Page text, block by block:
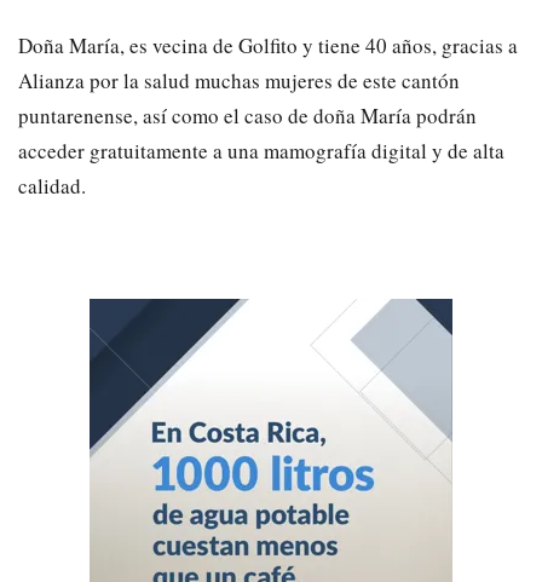
Doña María, es vecina de Golfito y tiene 40 años, gracias a
Alianza por la salud muchas mujeres de este cantón
puntarenense, así como el caso de doña María podrán
acceder gratuitamente a una mamografía digital y de alta
calidad.